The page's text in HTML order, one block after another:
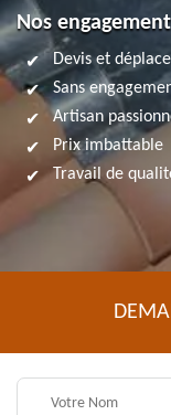
Nos
Devis et
Sans
Artisan
Prix imbattable
Travail de